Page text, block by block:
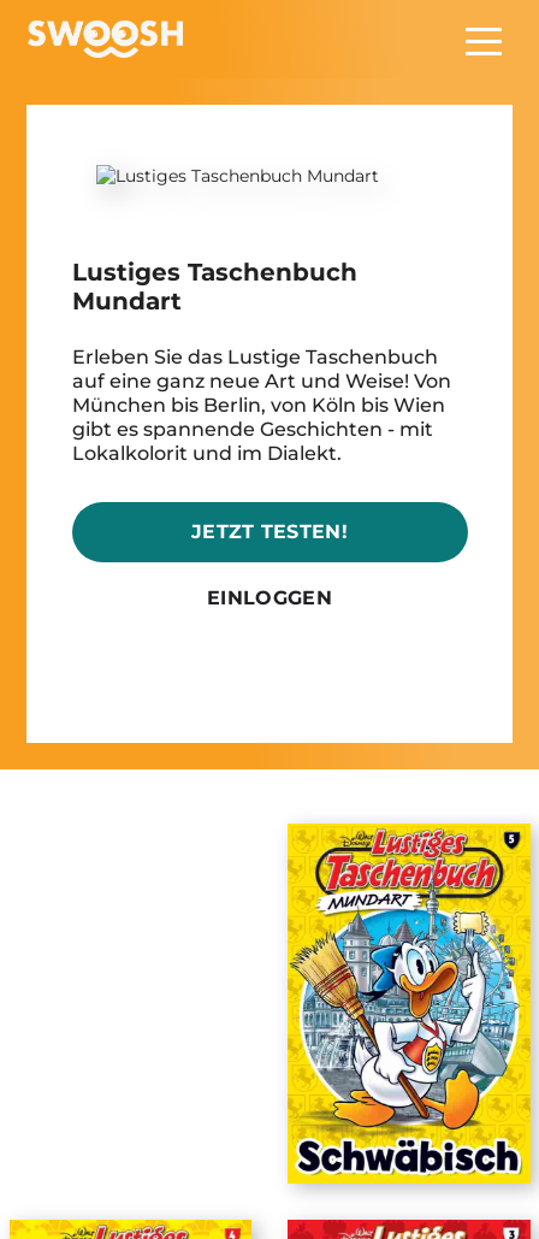
Lustiges Taschenbuch
Mundart
Erleben Sie das Lustige Taschenbuch
auf eine ganz neue Art und Weise! Von
München bis Berlin, von Köln bis Wien
gibt es spannende Geschichten - mit
Lokalkolorit und im Dialekt.
JETZT TESTEN!
EINLOGGEN